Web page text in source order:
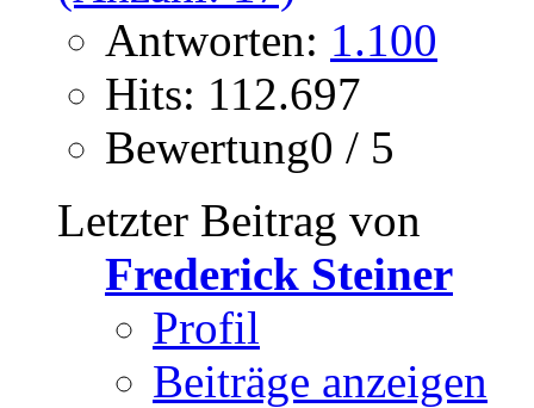
Antworten: 1.100
Hits: 112.697
Bewertung0 / 5
Letzter Beitrag von
Frederick Steiner
Profil
Beiträge anzeigen